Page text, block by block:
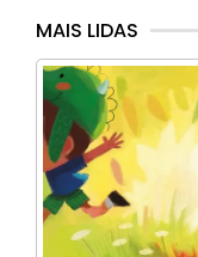
MAIS LIDAS